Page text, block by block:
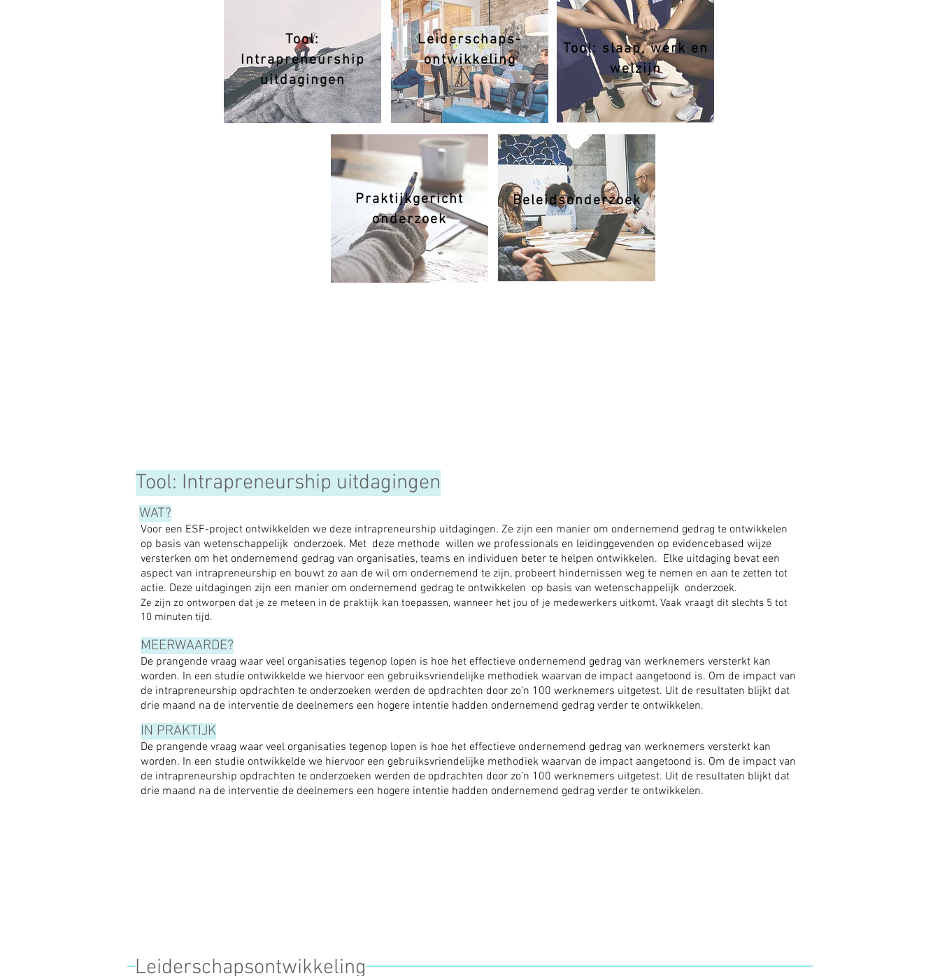
Tool:
Intrapreneurship
uitdagingen
Leiderschaps-
ontwikkeling
Tool: slaap, werk en
welzijn
Praktijkgericht
onderzoek
Beleidsonderzoek
Tool: Intrapreneurship uitdagingen
WAT?
Voor een ESF-project ontwikkelden we deze intrapreneurship uitdagingen. Ze zijn een manier om ondernemend gedrag te ontwikkelen
op basis van wetenschappelijk onderzoek. Met deze methode willen we professionals en leidinggevenden op evidencebased wijze
versterken om het ondernemend gedrag van organisaties, teams en individuen beter te helpen ontwikkelen. Elke uitdaging bevat een
aspect van intrapreneurship en bouwt zo aan de wil om ondernemend te zijn, probeert hindernissen weg te nemen en aan te zetten tot
actie. Deze uitdagingen zijn een manier om ondernemend gedrag te ontwikkelen op basis van wetenschappelijk onderzoek.
Ze zijn zo ontworpen dat je ze meteen in de praktijk kan toepassen, wanneer het jou of je medewerkers uitkomt. Vaak vraagt dit slechts 5 tot
10 minuten tijd.
MEERWAARDE?
De prangende vraag waar veel organisaties tegenop lopen is hoe het effectieve ondernemend gedrag van werknemers versterkt kan
worden. In een studie ontwikkelde we hiervoor een gebruiksvriendelijke methodiek waarvan de impact aangetoond is. Om de impact van
de intrapreneurship opdrachten te onderzoeken werden de opdrachten door zo’n 100 werknemers uitgetest. Uit de resultaten blijkt dat
drie maand na de interventie de deelnemers een hogere intentie hadden ondernemend gedrag verder te ontwikkelen.
IN PRAKTIJK
De prangende vraag waar veel organisaties tegenop lopen is hoe het effectieve ondernemend gedrag van werknemers versterkt kan
worden. In een studie ontwikkelde we hiervoor een gebruiksvriendelijke methodiek waarvan de impact aangetoond is. Om de impact van
de intrapreneurship opdrachten te onderzoeken werden de opdrachten door zo’n 100 werknemers uitgetest. Uit de resultaten blijkt dat
drie maand na de interventie de deelnemers een hogere intentie hadden ondernemend gedrag verder te ontwikkelen.
Leiderschapsontwikkeling